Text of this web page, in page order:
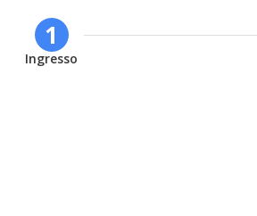
1
Ingresso